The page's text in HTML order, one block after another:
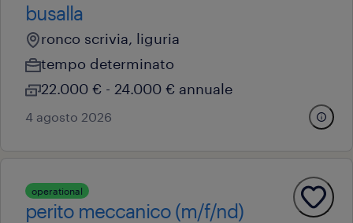
busalla
ronco scrivia, liguria
tempo determinato
22.000 € - 24.000 € annuale
4 agosto 2026
operational
perito meccanico (m/f/nd)